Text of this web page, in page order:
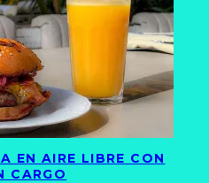
EN AIRE LIBRE CON
CARGO